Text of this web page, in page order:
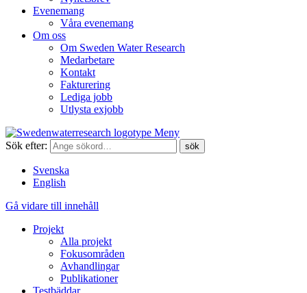
Evenemang
Våra evenemang
Om oss
Om Sweden Water Research
Medarbetare
Kontakt
Fakturering
Lediga jobb
Utlysta exjobb
Meny
Sök efter:
Svenska
English
Gå vidare till innehåll
Projekt
Alla projekt
Fokusområden
Avhandlingar
Publikationer
Testbäddar